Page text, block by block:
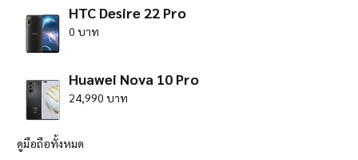
HTC Desire 22 Pro
0 บาท
Huawei Nova 10 Pro
24,990 บาท
ดูมือถือทั้งหมด